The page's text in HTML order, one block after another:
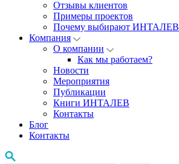
Отзывы клиентов
Примеры проектов
Почему выбирают ИНТАЛЕВ
Компания
О компании
Как мы работаем?
Новости
Мероприятия
Публикации
Книги ИНТАЛЕВ
Контакты
Блог
Контакты